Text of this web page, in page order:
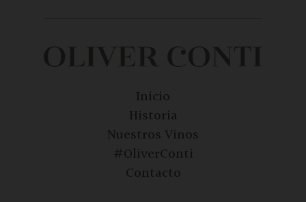
Inicio
Historia
Nuestros Vinos
#OliverConti
Contacto